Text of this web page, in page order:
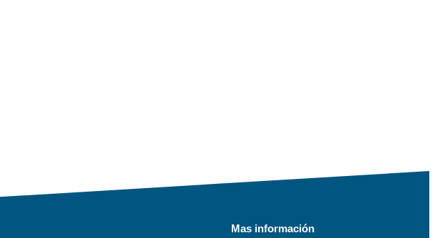
Mas información